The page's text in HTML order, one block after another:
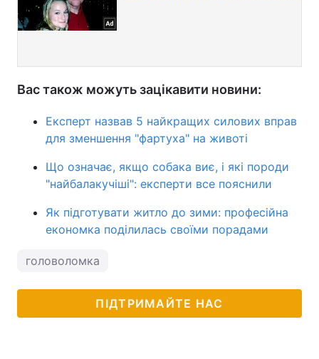
Вас також можуть зацікавити новини:
Експерт назвав 5 найкращих силових вправ
для зменшення "фартуха" на животі
Що означає, якщо собака виє, і які породи
"найбалакучіші": експерти все пояснили
Як підготувати житло до зими: професійна
економка поділилась своїми порадами
головоломка
ПІДТРИМАЙТЕ НАС